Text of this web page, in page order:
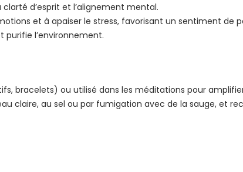
d’esprit et l’alignement mental.
et à apaiser le stress, favorisant un sentiment de
purifie l’environnement.
bracelets) ou utilisé dans les méditations pour
claire, au sel ou par fumigation avec de la sauge, et